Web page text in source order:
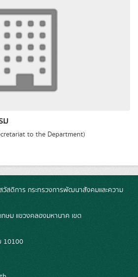
ม
to the Department)
สดิการ กระทรวงการพัฒนาสังคมและความ
กษม แขวงคลองมหานาค เขต
10100